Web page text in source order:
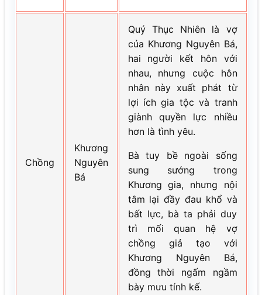
Chồng
Khương
Nguyên
Bá
Quý Thục Nhiên là vợ
của Khương Nguyên Bá,
hai người kết hôn với
nhau, nhưng cuộc hôn
nhân này xuất phát từ
lợi ích gia tộc và tranh
giành quyền lực nhiều
hơn là tình yêu.
Bà tuy bề ngoài sống
sung sướng trong
Khương gia, nhưng nội
tâm lại đầy đau khổ và
bất lực, bà ta phải duy
trì mối quan hệ vợ
chồng giả tạo với
Khương Nguyên Bá,
đồng thời ngấm ngầm
bày mưu tính kế.